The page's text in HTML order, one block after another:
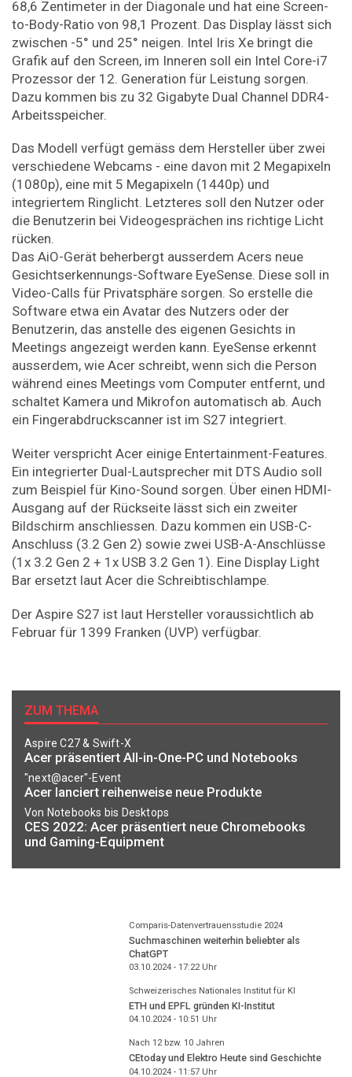
68,6 Zentimeter in der Diagonale und hat eine Screen-
to-Body-Ratio von 98,1 Prozent. Das Display lässt sich
zwischen -5° und 25° neigen. Intel Iris Xe bringt die
Grafik auf den Screen, im Inneren soll ein Intel Core-i7
Prozessor der 12. Generation für Leistung sorgen.
Dazu kommen bis zu 32 Gigabyte Dual Channel DDR4-
Arbeitsspeicher.
Das Modell verfügt gemäss dem Hersteller über zwei
verschiedene Webcams - eine davon mit 2 Megapixeln
(1080p), eine mit 5 Megapixeln (1440p) und
integriertem Ringlicht. Letzteres soll den Nutzer oder
die Benutzerin bei Videogesprächen ins richtige Licht
rücken.
Das AiO-Gerät beherbergt ausserdem Acers neue
Gesichtserkennungs-Software EyeSense. Diese soll in
Video-Calls für Privatsphäre sorgen. So erstelle die
Software etwa ein Avatar des Nutzers oder der
Benutzerin, das anstelle des eigenen Gesichts in
Meetings angezeigt werden kann. EyeSense erkennt
ausserdem, wie Acer schreibt, wenn sich die Person
während eines Meetings vom Computer entfernt, und
schaltet Kamera und Mikrofon automatisch ab. Auch
ein Fingerabdruckscanner ist im S27 integriert.
Weiter verspricht Acer einige Entertainment-Features.
Ein integrierter Dual-Lautsprecher mit DTS Audio soll
zum Beispiel für Kino-Sound sorgen. Über einen HDMI-
Ausgang auf der Rückseite lässt sich ein zweiter
Bildschirm anschliessen. Dazu kommen ein USB-C-
Anschluss (3.2 Gen 2) sowie zwei USB-A-Anschlüsse
(1x 3.2 Gen 2 + 1x USB 3.2 Gen 1). Eine Display Light
Bar ersetzt laut Acer die Schreibtischlampe.
Der Aspire S27 ist laut Hersteller voraussichtlich ab
Februar für 1399 Franken (UVP) verfügbar.
ZUM THEMA
Aspire C27 & Swift-X
Acer präsentiert All-in-One-PC und Notebooks
"next@acer"-Event
Acer lanciert reihenweise neue Produkte
Von Notebooks bis Desktops
CES 2022: Acer präsentiert neue Chromebooks
und Gaming-Equipment
Comparis-Datenvertrauensstudie 2024
Suchmaschinen weiterhin beliebter als
ChatGPT
03.10.2024 - 17:22Uhr
Schweizerisches Nationales Institut für KI
ETH und EPFL gründen KI-Institut
04.10.2024 - 10:51 Uhr
Nach 12 bzw. 10 Jahren
CEtoday und Elektro Heute sind Geschichte
04.10.2024 - 11:57Uhr